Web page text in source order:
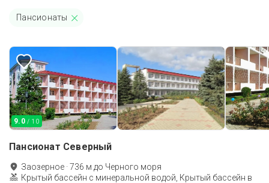
Пансионаты
9.0 / 10
Пансионат Северный
Заозерное ·736 м до Черного моря
Крытый бассейн с минеральной водой, Крытый бассейн в